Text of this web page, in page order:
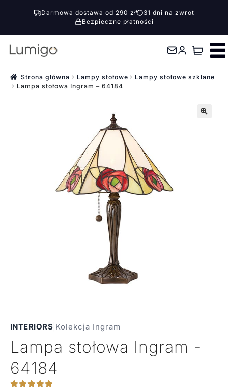
Darmowa dostawa od 290 zł
31 dni na zwrot
Bezpieczne płatności
Przejdź
nawigacji
Przejdź
treści Strona główna Lampy stołowe
Lampy stołowe szklane
Lampa stołowa Ingram – 64184
INTERIORS Kolekcja Ingram
Lampa stołowa Ingram -
64184